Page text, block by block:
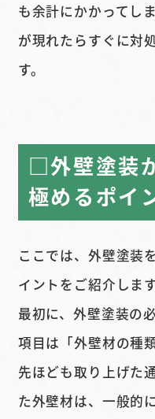
も余計にかかってし
が現れたらすぐに対
す。
□外壁塗装
極めるポイ
ここでは、外壁塗装
イントをご紹介します
最初に、外壁塗装の
項目は「外壁材の種
先ほども取り上げた
た外壁材は、一般的